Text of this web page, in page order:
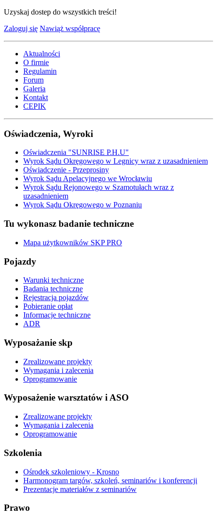
Uzyskaj dostep do wszystkich treści!
Zaloguj się Nawiąż współpracę
Aktualności
O firmie
Regulamin
Forum
Galeria
Kontakt
CEPIK
Oświadczenia, Wyroki
Oświadczenia "SUNRISE P.H.U"
Wyrok Sądu Okręgowego w Legnicy wraz z uzasadnieniem
Oświadczenie - Przeprosiny
Wyrok Sądu Apelacyjnego we Wrocławiu
Wyrok Sądu Rejonowego w Szamotułach wraz z
uzasadnieniem
Wyrok Sądu Okręgowego w Poznaniu
Tu wykonasz badanie techniczne
Mapa użytkowników SKP PRO
Pojazdy
Warunki techniczne
Badania techniczne
Rejestracja pojazdów
Pobieranie opłat
Informacje techniczne
ADR
Wyposażanie skp
Zrealizowane projekty
Wymagania i zalecenia
Oprogramowanie
Wyposażenie warsztatów i ASO
Zrealizowane projekty
Wymagania i zalecenia
Oprogramowanie
Szkolenia
Ośrodek szkoleniowy - Krosno
Harmonogram targów, szkoleń, seminariów i konferencji
Prezentacje materiałów z seminariów
Prawo